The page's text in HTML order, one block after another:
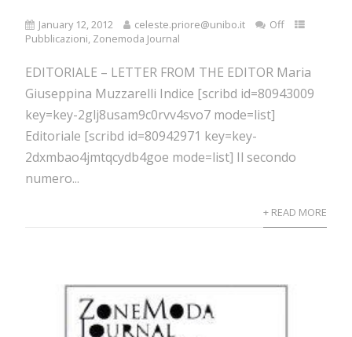
January 12, 2012 celeste.priore@unibo.it
Off
Pubblicazioni, Zonemoda Journal
EDITORIALE – LETTER FROM THE EDITOR Maria
Giuseppina Muzzarelli Indice [scribd id=80943009
key=key-2glj8usam9c0rvv4svo7 mode=list]
Editoriale [scribd id=80942971 key=key-
2dxmbao4jmtqcydb4goe mode=list] Il secondo
numero...
+ READ MORE